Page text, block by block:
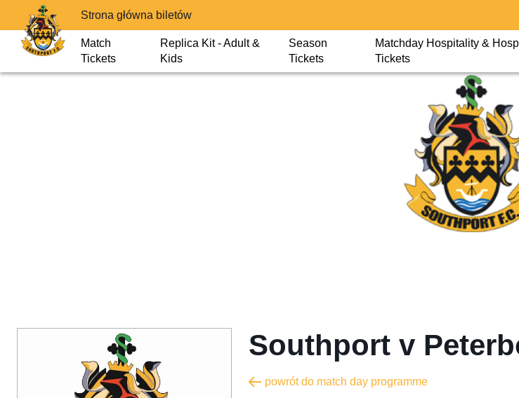
Strona główna biletów
Match
Tickets
Replica Kit - Adult &
Kids
Season
Tickets
Matchday Hospitality &
Tickets
Southport v
powrót do match day programme